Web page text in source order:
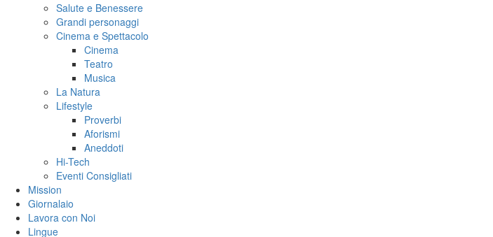
Salute e Benessere
Grandi personaggi
Cinema e Spettacolo
Cinema
Teatro
Musica
La Natura
Lifestyle
Proverbi
Aforismi
Aneddoti
Hi-Tech
Eventi Consigliati
Mission
Giornalaio
Lavora con Noi
Lingue